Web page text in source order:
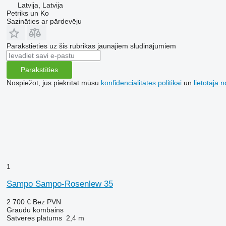
Latvija, Latvija
Petriks un Ko
Sazināties ar pārdevēju
Parakstieties uz šis rubrikas jaunajiem sludinājumiem
Parakstīties
Nospiežot, jūs piekrītat mūsu konfidencialitātes politikaiun lietotāja
1
Sampo Sampo-Rosenlew 35
2 700 € Bez PVN
Graudu kombains
Satveres platums 2,4 m